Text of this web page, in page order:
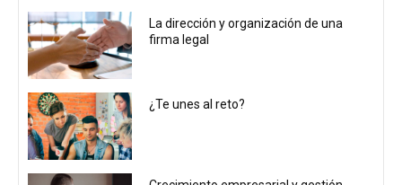
La dirección y organización de una
firma legal
¿Te unes al reto?